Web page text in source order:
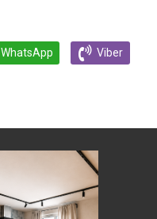
WhatsApp Viber